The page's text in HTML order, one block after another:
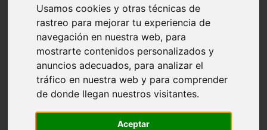
Usamos cookies y otras técnicas de
rastreo para mejorar tu experiencia de
navegación en nuestra web, para
mostrarte contenidos personalizados y
anuncios adecuados, para analizar el
tráfico en nuestra web y para comprender
de donde llegan nuestros visitantes.
Aceptar